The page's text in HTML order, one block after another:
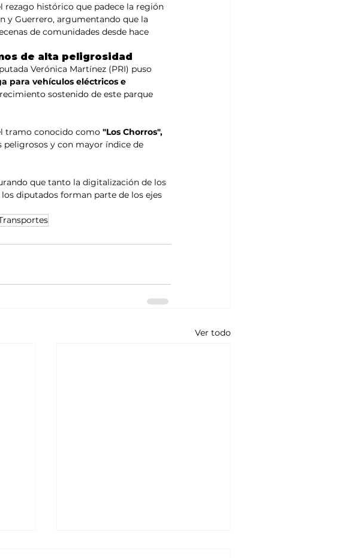
rezago histórico que padece la región
y Guerrero, argumentando que la
de comunidades desde hace
de alta peligrosidad
Verónica Martínez (PRI) puso
para vehículos eléctricos e
sostenido de este parque
tramo conocido como "Los Chorros",
y con mayor índice de
que tanto la digitalización de los
diputados forman parte de los ejes
Ver todo